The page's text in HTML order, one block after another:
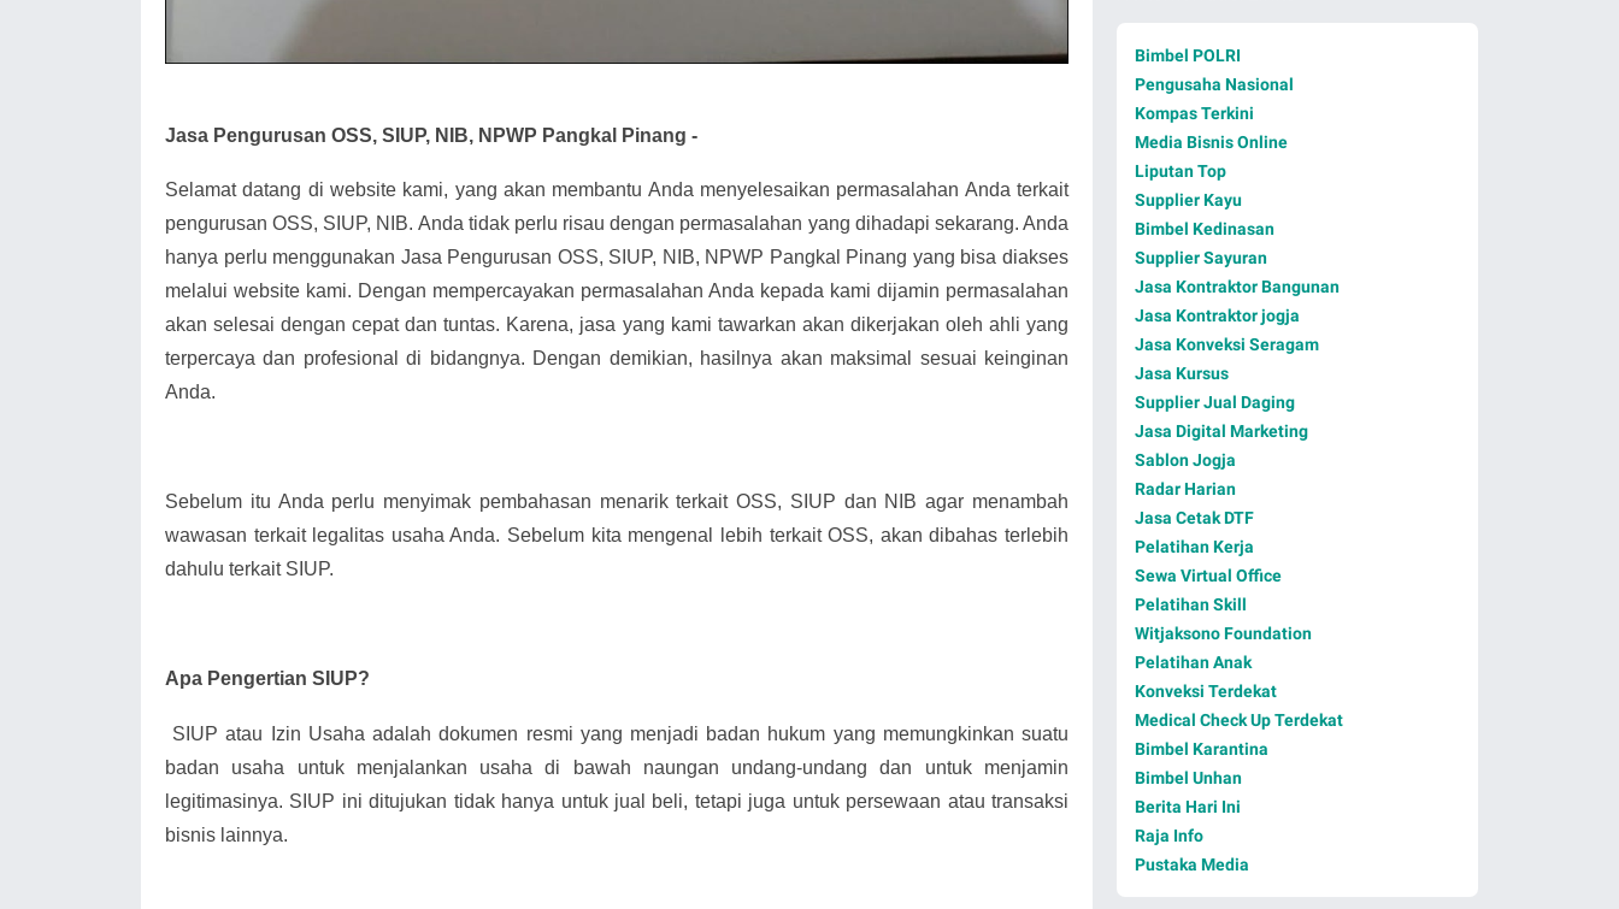
Jasa Pengurusan OSS, SIUP, NIB, NPWP Pangkal Pinang -
Selamat datang di website kami, yang akan membantu Anda menyelesaikan permasalahan Anda terkait
pengurusan OSS, SIUP, NIB. Anda tidak perlu risau dengan permasalahan yang dihadapi sekarang. Anda
hanya perlu menggunakan Jasa Pengurusan OSS, SIUP, NIB, NPWP Pangkal Pinang yang bisa diakses
melalui website kami. Dengan mempercayakan permasalahan Anda kepada kami dijamin permasalahan
akan selesai dengan cepat dan tuntas. Karena, jasa yang kami tawarkan akan dikerjakan oleh ahli yang
terpercaya dan profesional di bidangnya. Dengan demikian, hasilnya akan maksimal sesuai keinginan
Anda.
Sebelum itu Anda perlu menyimak pembahasan menarik terkait OSS, SIUP dan NIB agar menambah
wawasan terkait legalitas usaha Anda. Sebelum kita mengenal lebih terkait OSS, akan dibahas terlebih
dahulu terkait SIUP.
Apa Pengertian SIUP?
SIUP atau Izin Usaha adalah dokumen resmi yang menjadi badan hukum yang memungkinkan suatu
badan usaha untuk menjalankan usaha di bawah naungan undang-undang dan untuk menjamin
legitimasinya. SIUP ini ditujukan tidak hanya untuk jual beli, tetapi juga untuk persewaan atau transaksi
bisnis lainnya.
Bimbel POLRI
Pengusaha Nasional
Kompas Terkini
Media Bisnis Online
Liputan Top
Supplier Kayu
Bimbel Kedinasan
Supplier Sayuran
Jasa Kontraktor Bangunan
Jasa Kontraktor jogja
Jasa Konveksi Seragam
Jasa Kursus
Supplier Jual Daging
Jasa Digital Marketing
Sablon Jogja
Radar Harian
Jasa Cetak DTF
Pelatihan Kerja
Sewa Virtual Office
Pelatihan Skill
Witjaksono Foundation
Pelatihan Anak
Konveksi Terdekat
Medical Check Up Terdekat
Bimbel Karantina
Bimbel Unhan
Berita Hari Ini
Raja Info
Pustaka Media